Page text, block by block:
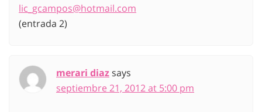
lic_gcampos@hotmail.com
(entrada 2)
merari diazsays
septiembre 21, 2012 at 5:00 pm